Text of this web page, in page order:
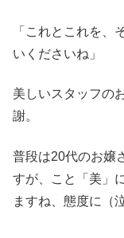
「これとこれを、
いくださいね」
美しいスタッフの
謝。
普段は20代のお嬢
すが、こと「美」
ますね、態度に（泣